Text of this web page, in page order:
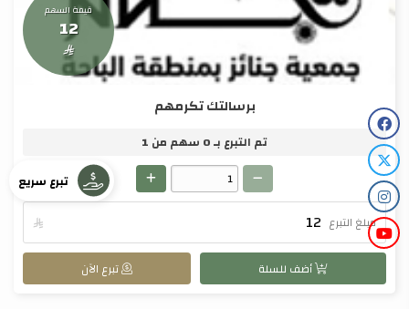
قيمة السهم
12

برسالتك تكرمهم
تم التبرع بـ0 سهم من 1
مبلغ التبرع 
أضف للسلة تبرع الآن
تبرع سريع